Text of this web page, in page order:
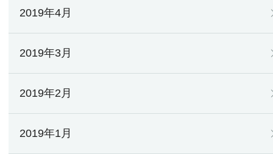
2019年4月
2019年3月
2019年2月
2019年1月